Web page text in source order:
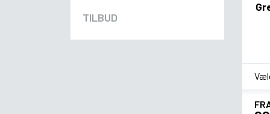
TILBUD
*